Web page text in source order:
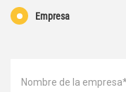
Empresa